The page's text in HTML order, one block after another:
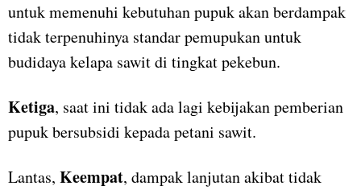
untuk memenuhi kebutuhan pupuk akan berdampak
tidak terpenuhinya standar pemupukan untuk
budidaya kelapa sawit di tingkat pekebun.
Ketiga, saat ini tidak ada lagi kebijakan pemberian
pupuk bersubsidi kepada petani sawit.
Lantas, Keempat, dampak lanjutan akibat tidak